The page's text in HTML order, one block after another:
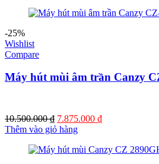
5.080.000 ₫.là:
-25%
Wishlist
Compare
Máy hút mùi âm trần Canzy
10.500.000₫ Giá
gốc
10.500.000 ₫.
7.875.000 ₫Giá
là:
Thêm vào giỏ hàng